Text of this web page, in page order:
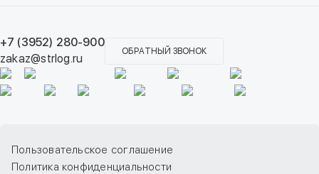
+7 (3952) 280-900
zakaz@strlog.ru
ОБРАТНЫЙ ЗВОНОК
Пользовательское соглашение
Политика конфиденциальности